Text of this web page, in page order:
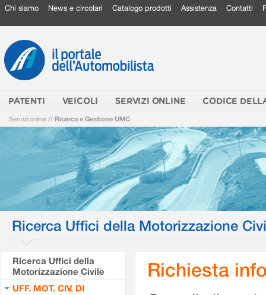
Chi siamo News e circolari Catalogo prodotti Assistenza Contatti
PATENTI VEICOLI SERVIZI ONLINE CODICE
Servizi online // Ricerca e Gestione UMC
Ricerca Uffici della Motorizzazione
Ricerca Uffici della
Motorizzazione Civile
UFF. MOT. CIV. DI
Richiesta